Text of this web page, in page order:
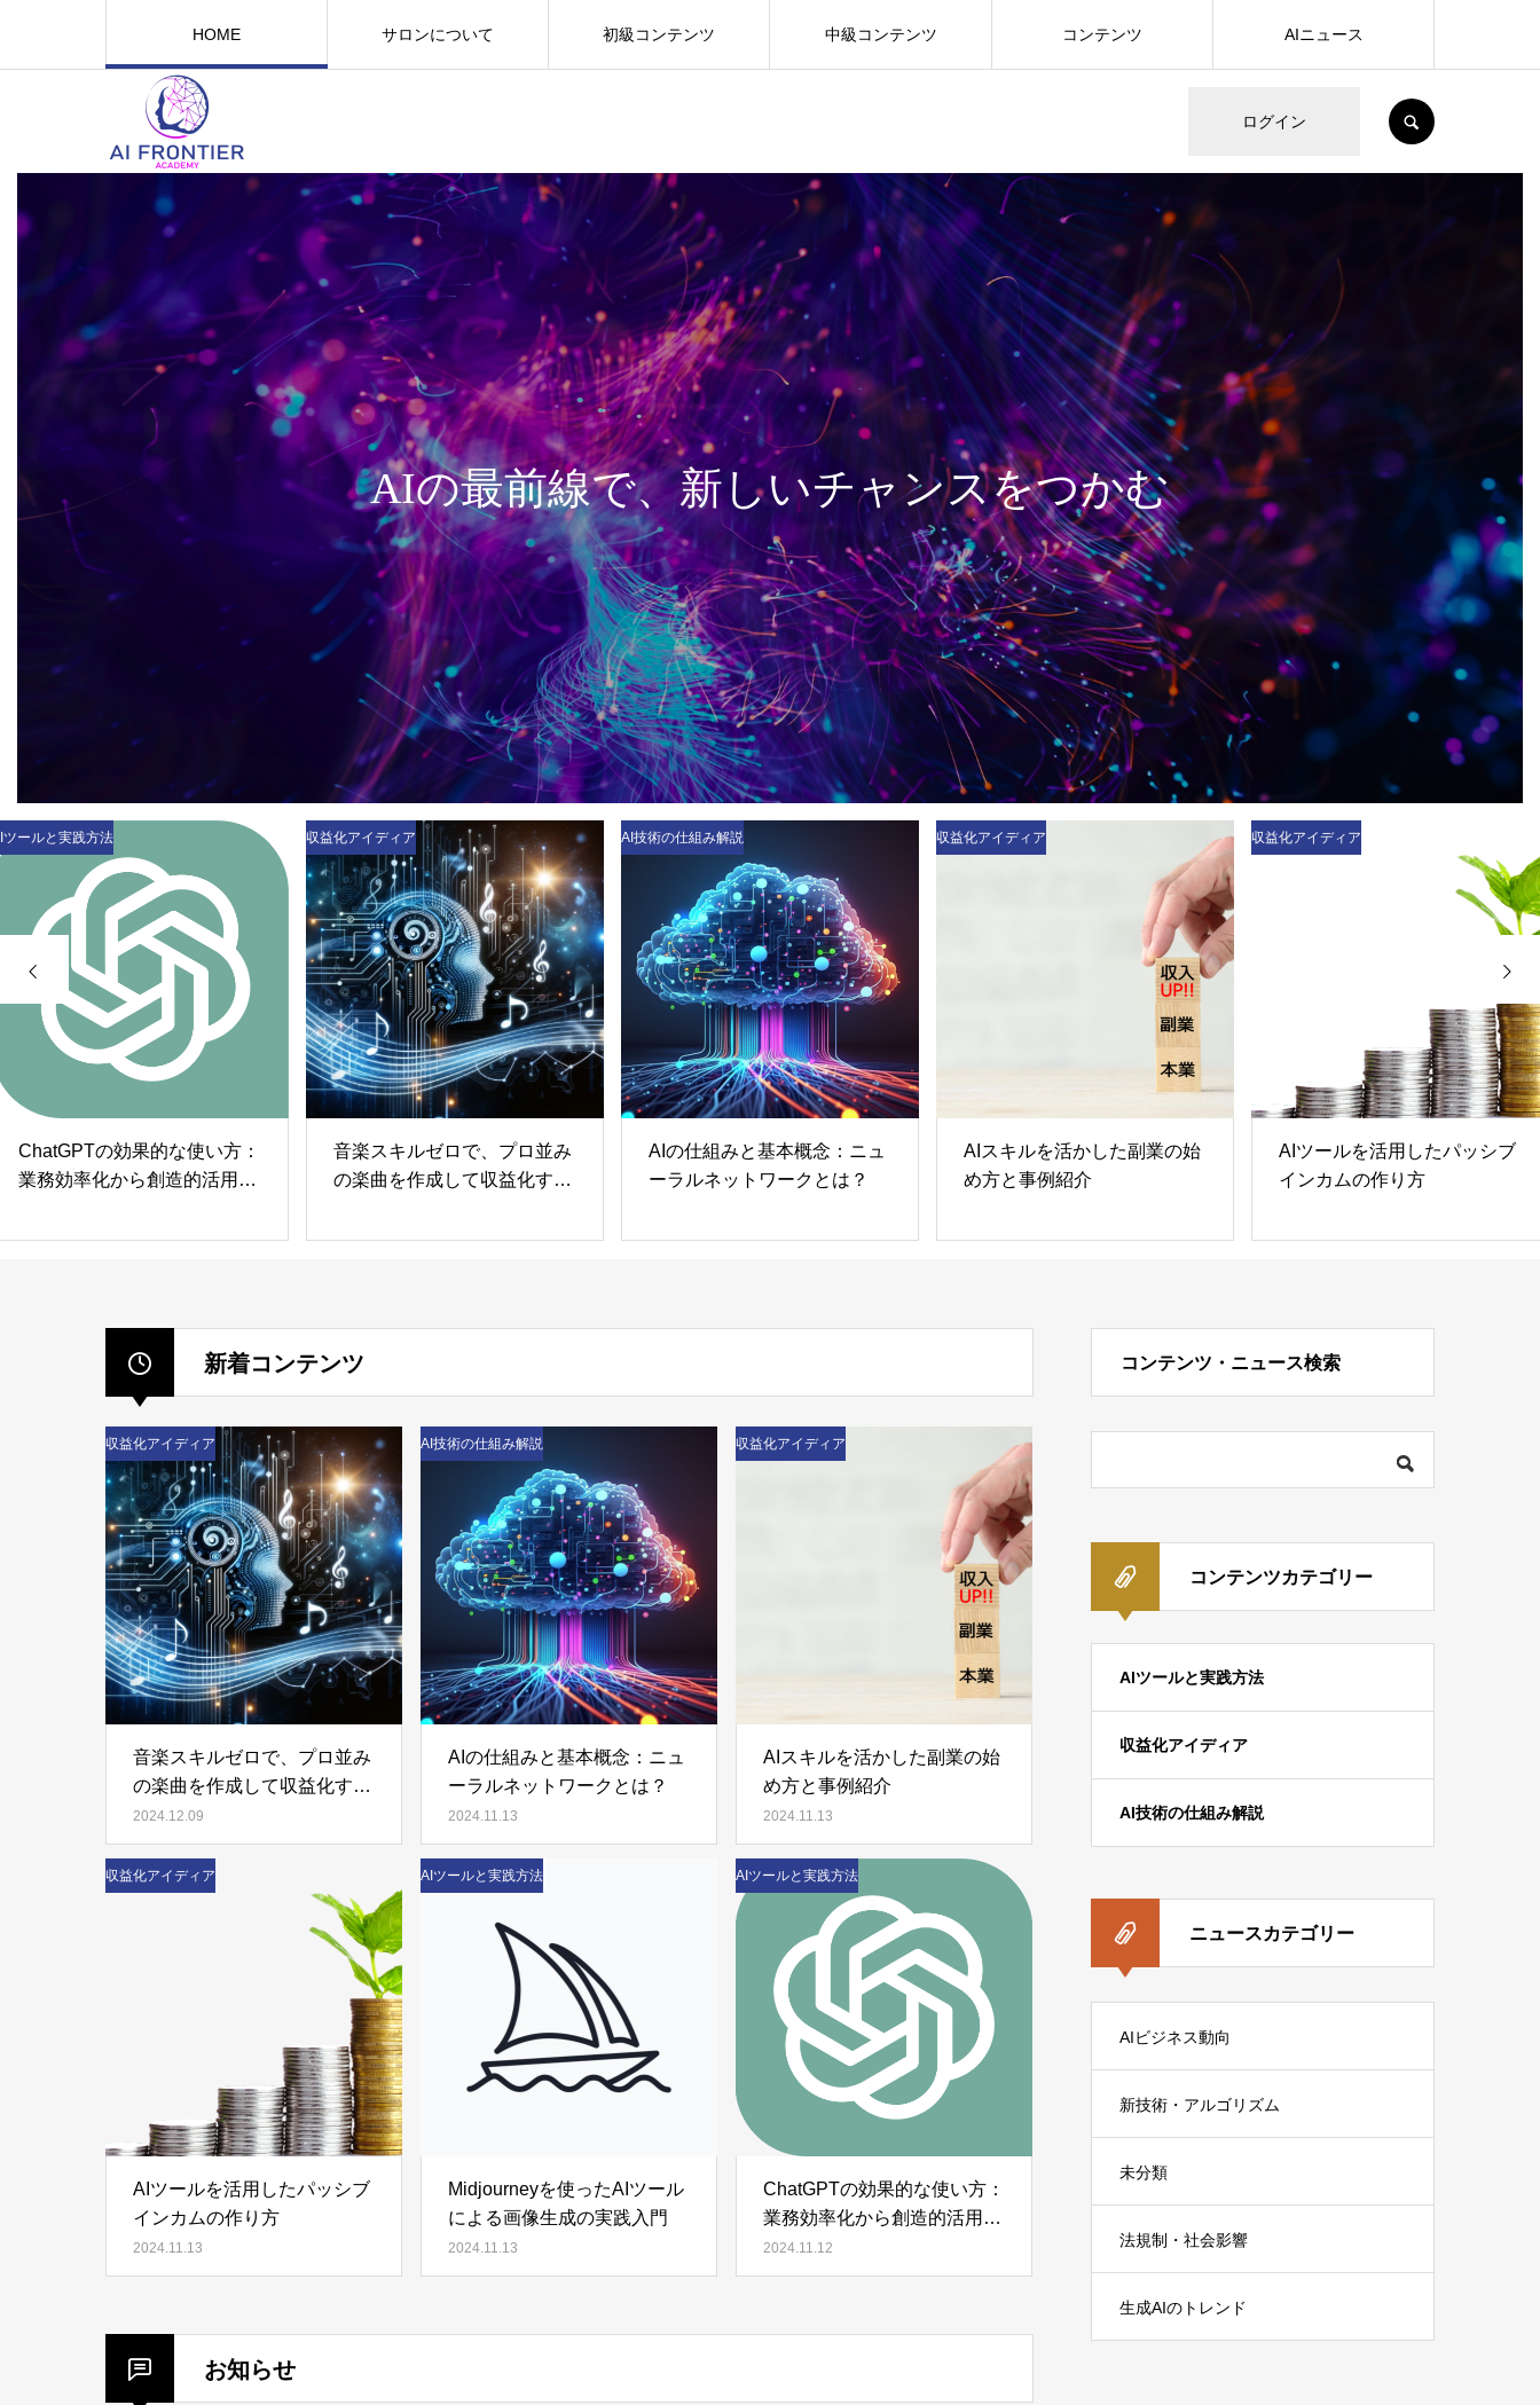
ログイン
HOME サロンについて 初級コンテンツ 中級コンテンツ コンテンツ AIニュース
AIの最前線で、新しいチャンスをつかむ
益化アイディア
音楽スキルゼロで、プロ並み
の楽曲を作成して収益化する
AI技術の仕組み解説
AIの仕組みと基本概念：ニュ
ーラルネットワークとは？
収益化アイディア
AIスキルを活かした副業の始
め方と事例紹介
収益化アイディア
AIツールを活用したパッシブ
インカムの作り方
AIツールと実践方法
Midjourneyを使ったAIツール
による画像生成の実践入門
新着コンテンツ
収益化アイディア
音楽スキルゼロで、プロ並み
の楽曲を作成して収益化する
方法
2024.12.09
AI技術の仕組み解説
AIの仕組みと基本概念：ニュ
ーラルネットワークとは？
2024.11.13
収益化アイディア
AIスキルを活かした副業の始
め方と事例紹介
2024.11.13
収益化アイディア
AIツールを活用したパッシブ
インカムの作り方
2024.11.13
AIツールと実践方法
Midjourneyを使ったAIツール
による画像生成の実践入門
2024.11.13
AIツールと実践方法
ChatGPTの効果的な使い方：
業務効率化から創造的活用ま
で
2024.11.12
お知らせ
コンテンツ・ニュース検索
コンテンツカテゴリー
AIツールと実践方法
収益化アイディア
AI技術の仕組み解説
ニュースカテゴリー
AIビジネス動向
新技術・アルゴリズム
未分類
法規制・社会影響
生成AIのトレンド